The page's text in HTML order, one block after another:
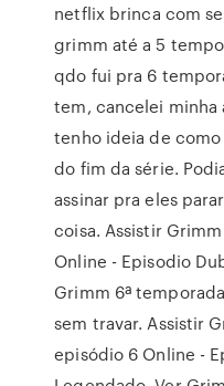
netflix brinca com
grimm até a 5
qdo fui pra 6
tem, cancelei minha
tenho ideia de
do fim da série.
assinar pra eles
coisa. Assistir
Online - Episodio
Grimm 6ª
sem travar. Assistir
episódio 6 Online -